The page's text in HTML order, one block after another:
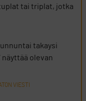
tai triplat, jotka
takaysi
näyttää olevan
VIESTI